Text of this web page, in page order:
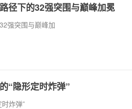
径下的32强突围与巅峰加冕
强突围与巅峰加
“隐形定时炸弹”
炸弹”